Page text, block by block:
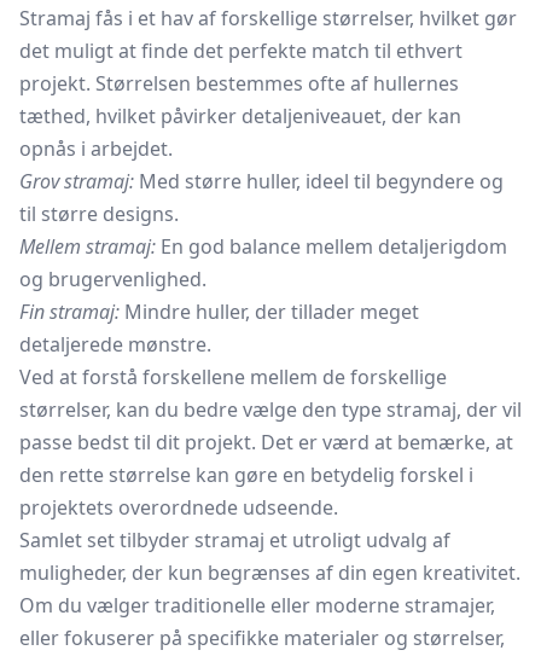
Stramaj fås i et hav af forskellige størrelser, hvilket gør
det muligt at finde det perfekte match til ethvert
projekt. Størrelsen bestemmes ofte af hullernes
tæthed, hvilket påvirker detaljeniveauet, der kan
opnås i arbejdet.
Grov stramaj: Med større huller, ideel til begyndere og
til større designs.
Mellem stramaj: En god balance mellem detaljerigdom
og brugervenlighed.
Fin stramaj: Mindre huller, der tillader meget
detaljerede mønstre.
Ved at forstå forskellene mellem de forskellige
størrelser, kan du bedre vælge den type stramaj, der vil
passe bedst til dit projekt. Det er værd at bemærke, at
den rette størrelse kan gøre en betydelig forskel i
projektets overordnede udseende.
Samlet set tilbyder stramaj et utroligt udvalg af
muligheder, der kun begrænses af din egen kreativitet.
Om du vælger traditionelle eller moderne stramajer,
eller fokuserer på specifikke materialer og størrelser,